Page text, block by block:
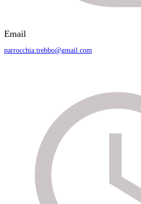
Email
parrocchia.trebbo@gmail.com